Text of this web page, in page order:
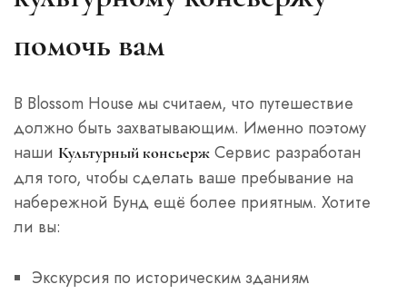
помочь вам
В Blossom House мы считаем, что путешествие
должно быть захватывающим. Именно поэтому
наши Культурный консьерж Сервис разработан
для того, чтобы сделать ваше пребывание на
набережной Бунд ещё более приятным. Хотите
ли вы:
Экскурсия по историческим зданиям